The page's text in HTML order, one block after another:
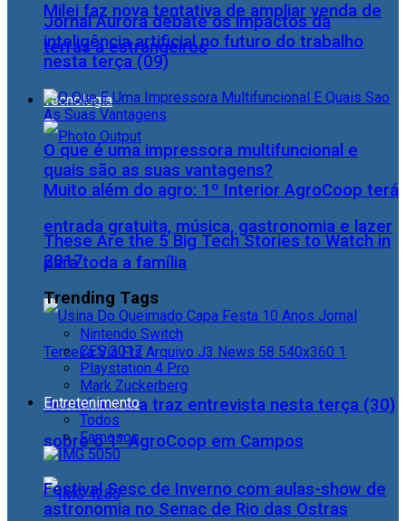
Milei faz nova tentativa de ampliar venda de
terras a estrangeiros
Tecnologia
Muito além do agro: 1º Interior AgroCoop terá
entrada gratuita, música, gastronomia e lazer
para toda a família
Jornal Aurora traz entrevista nesta terça (30)
sobre o 1° AgroCoop em Campos
Jornal Aurora debate os impactos da
inteligência artificial no futuro do trabalho
nesta terça (09)
O que é uma impressora multifuncional e
quais são as suas vantagens?
These Are the 5 Big Tech Stories to Watch in
2017
Trending Tags
Nintendo Switch
CES 2017
Playstation 4 Pro
Mark Zuckerberg
Entretenimento
Todos
Famosos
Festival Sesc de Inverno com aulas-show de
astronomia no Senac de Rio das Ostras